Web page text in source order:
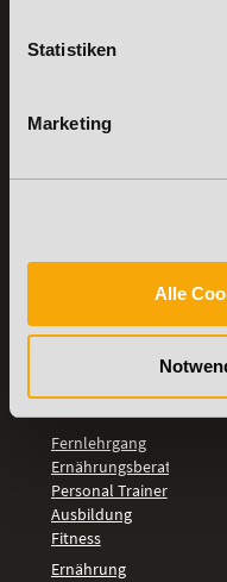
Statistiken
Marketing
Alle
Vertrag
Fernlehrgang
Ernährungsberater
Personal Trainer
Ausbildung
Fitness
Ernährung